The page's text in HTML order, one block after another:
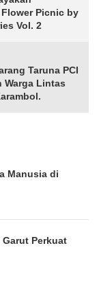
Picnic by
Vol. 2
Taruna PCI
Warga Lintas
Manusia di
Garut Perkuat